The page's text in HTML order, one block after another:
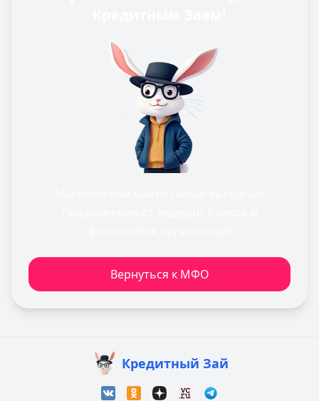
Вернуться к МФО
Кредитный Зай